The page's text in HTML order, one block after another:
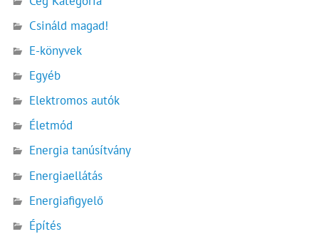
Csináld magad!
E-könyvek
Egyéb
Elektromos autók
Életmód
Energia tanúsítvány
Energiaellátás
Energiafigyelő
Építés